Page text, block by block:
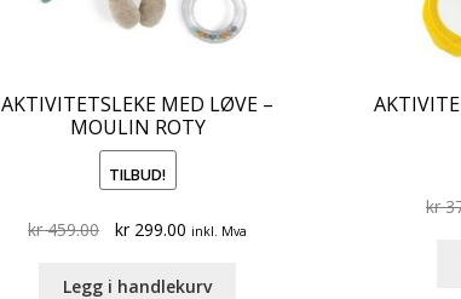
AKTIVITETSLEKE MED LØVE –
MOULIN ROTY
TILBUD!
kr459.00
Original
was:
kr299.00Current
is:
inkl. Mva
Legg i handlekurv
kr